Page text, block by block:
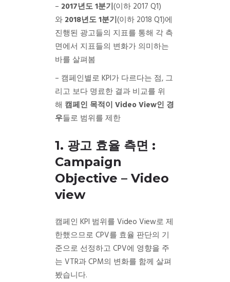
– 2017년도 1분기(이하 2017 Q1)
와 2018년도 1분기(이하 2018 Q1)에
진행된 광고들의 지표를 통해 각 측
면에서 지표들의 변화가 의미하는
바를 살펴봄
– 캠페인별로 KPI가 다르다는 점, 그
리고 보다 명료한 결과 비교를 위
해 캠페인 목적이 Video View인 경
우들로 범위를 제한
1. 광고 효율 측면 :
Campaign
Objective – Video
view
캠페인 KPI 범위를 Video View로 제
한했으므로 CPV를 효율 판단의 기
준으로 선정하고 CPV에 영향을 주
는 VTR과 CPM의 변화를 함께 살펴
봤습니다.